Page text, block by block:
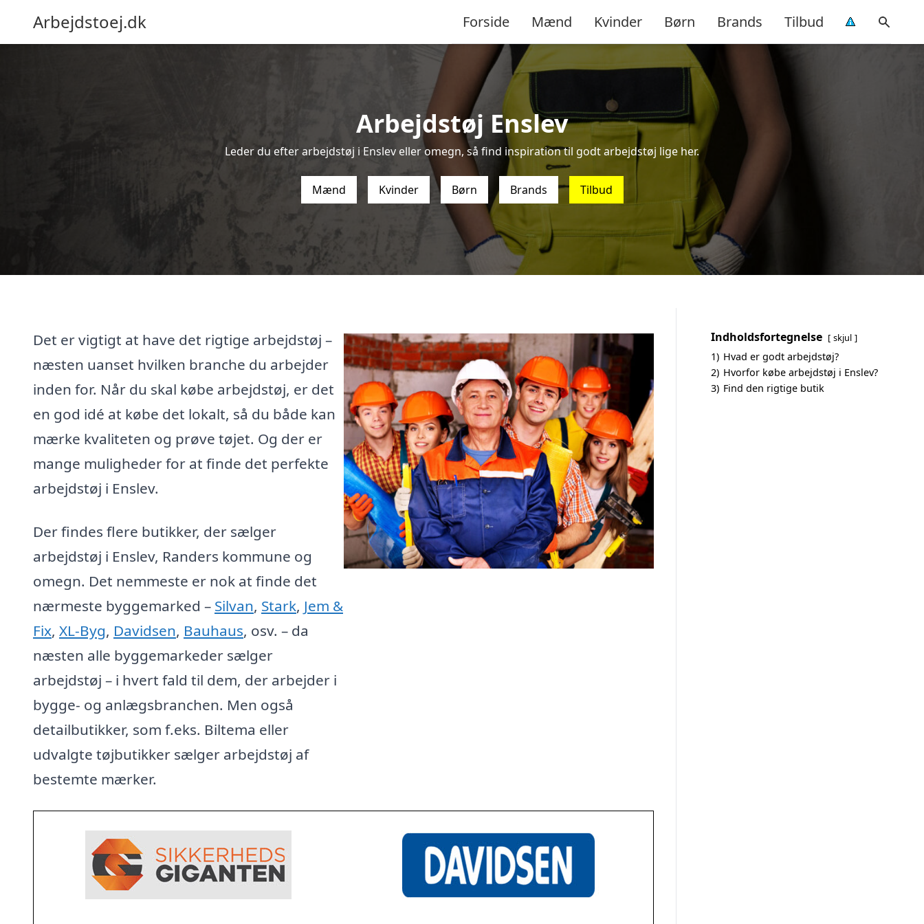
Arbejdstoej.dk Forside Mænd Kvinder Børn Brands Tilbud
Arbejdstøj Enslev
Leder du efter arbejdstøj i Enslev eller omegn, så find inspiration til godt arbejdstøj lige her.
Mænd Kvinder Børn Brands Tilbud
Det er vigtigt at have det rigtige arbejdstøj –
næsten uanset hvilken branche du arbejder
inden for. Når du skal købe arbejdstøj, er det
en god idé at købe det lokalt, så du både kan
mærke kvaliteten og prøve tøjet. Og der er
mange muligheder for at finde det perfekte
arbejdstøj i Enslev.
Der findes flere butikker, der sælger
arbejdstøj i Enslev, Randers kommune og
omegn. Det nemmeste er nok at finde det
nærmeste byggemarked – Silvan, Stark, Jem &
Fix, XL-Byg, Davidsen, Bauhaus, osv. – da
næsten alle byggemarkeder sælger
arbejdstøj – i hvert fald til dem, der arbejder i
bygge- og anlægsbranchen. Men også
detailbutikker, som f.eks. Biltema eller
udvalgte tøjbutikker sælger arbejdstøj af
bestemte mærker.
Indholdsfortegnelse skjul
1) Hvad er godt arbejdstøj?
2) Hvorfor købe arbejdstøj i Enslev?
3) Find den rigtige butik